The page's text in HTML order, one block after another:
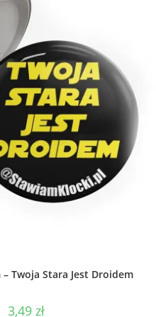
Twoja Stara Jest Droidem
3,49zł